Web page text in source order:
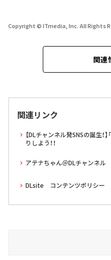
Copyright © ITmedia, Inc. All Rights
関連
関連リンク
【DLチャンネル発SNSの誕生！
りしよう！！
アテナちゃん＠DLチャンネル
DLsite コンテンツポリシー